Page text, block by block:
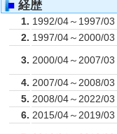
■ 経歴
1. 1992/04～1997/03
2. 1997/04～2000/03
3. 2000/04～2007/03
4. 2007/04～2008/03
5. 2008/04～2022/03
6. 2015/04～2019/03